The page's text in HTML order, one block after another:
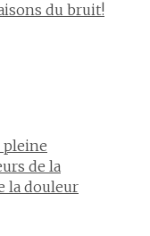
du bruit!
pleine
de la
la douleur